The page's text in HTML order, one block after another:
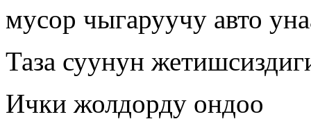
мусор чыгаруучу авто
Таза суунун
Ички жолдорду ондоо